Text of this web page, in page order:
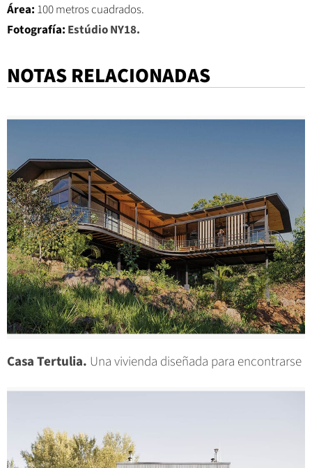
Área: 100 metros cuadrados.
Fotografía: Estúdio NY18.
NOTAS RELACIONADAS
Casa Tertulia. Una vivienda diseñada para encontrarse